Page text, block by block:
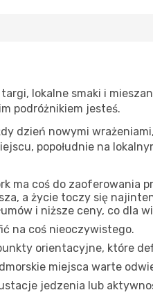
lokalne smaki i
podróżnikiem jesteś.
dzień nowymi
popołudnie na
ma coś do zaoferowania
a życie toczy się
i niższe ceny, co dla
na coś nieoczywistego.
orientacyjne, które
miejsca warte
jedzenia lub